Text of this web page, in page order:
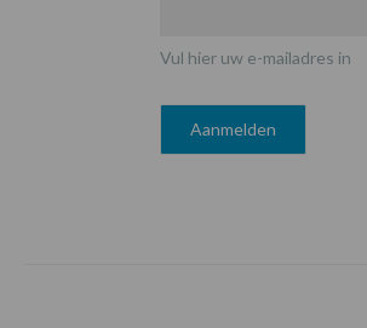
Vul hier uw e-mailadres in